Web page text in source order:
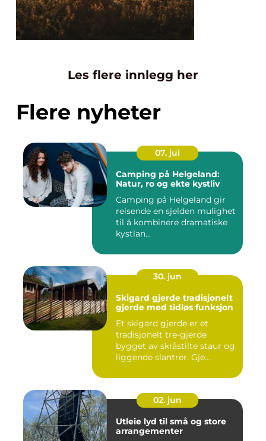
Les flere innlegg her
Flere nyheter
07. jul
Camping på Helgeland:
Natur, ro og ekte kystliv
Camping på Helgeland gir
reisende en sjelden mulighet
til å kombinere dramatiske
kystlan...
30. jun
Skigard gjerde tradisjonelt
gjerde med tidløs funksjon
Et skigard gjerde er et
tradisjonelt tre-gjerde
bygget av skråstilte staur og
liggende slantrer. Gje...
02. jun
Utleie lyd til små og store
arrangementer